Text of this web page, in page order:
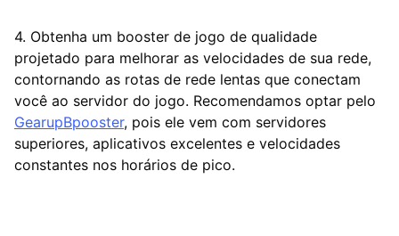
4. Obtenha um booster de jogo de qualidade
projetado para melhorar as velocidades de sua rede,
contornando as rotas de rede lentas que conectam
você ao servidor do jogo. Recomendamos optar pelo
GearupBpooster, pois ele vem com servidores
superiores, aplicativos excelentes e velocidades
constantes nos horários de pico.